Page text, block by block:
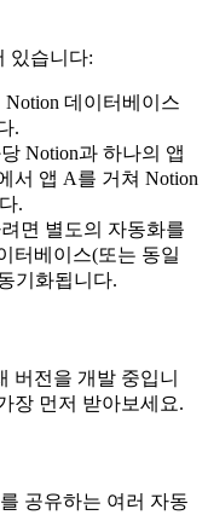
있습니다:
데이터베이스
.
Notion과 하나의 앱
서 앱 A를 거쳐 Notion
.
면 별도의 자동화를
터베이스(또는 동일
기화됩니다.
버전을 개발 중입니
장 먼저 받아보세요.
공유하는 여러 자동